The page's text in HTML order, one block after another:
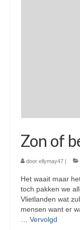
Zon of
door ellymay47 |
Het waait maar
toch pakken we
Vlietlanden wat
mensen want er
Vervolgd